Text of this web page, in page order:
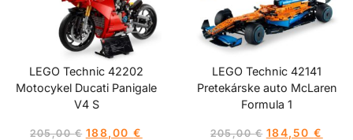
LEGO Technic 42202
Motocykel Ducati Panigale
V4 S
205,00€ 188,00€
LEGO Technic 42141
Pretekárske auto McLaren
Formula 1
205,00€ 184,50€